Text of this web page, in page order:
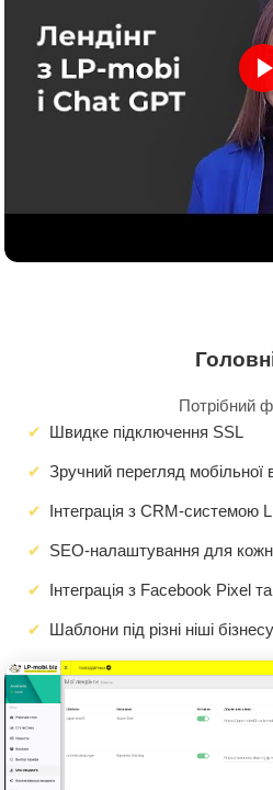
Потрібний
Швидке підключення SSL
Зручний перегляд мобільної
Інтеграція з CRM-системою
SEO-налаштування для
Інтеграція з Facebook Pixel
Шаблони під різні ніші бізнесу